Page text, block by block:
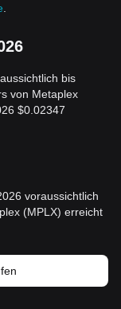
bis
von Metaplex
$0.02347
voraussichtlich
(MPLX) erreicht